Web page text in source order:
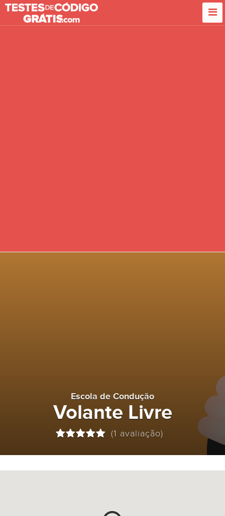
Escola de Condução
Volante Livre
(1 avaliação)